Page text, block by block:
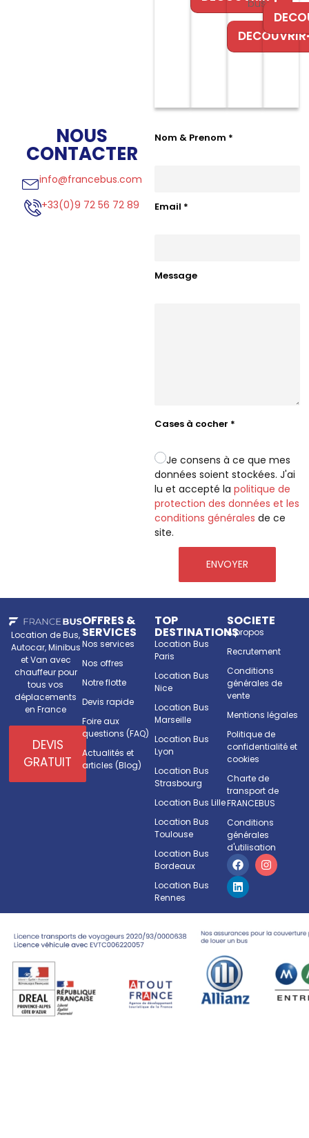
bus
DECOUVRIR
NOUS
CONTACTER
info@francebus.com
+33(0)9 72 56 72 89
Nom & Prenom *
Email *
Message
Cases à cocher *
Je consens à ce que mes
données soient stockées. J'ai
lu et accepté la politique de
protection des données et les
conditions générales de ce
site.
ENVOYER
Location de Bus,
Autocar, Minibus
et Van avec
chauffeur pour
tous vos
déplacements
en France
DEVIS
GRATUIT
OFFRES &
SERVICES
Nos services
Nos offres
Notre flotte
Devis rapide
Foire aux
questions (FAQ)
Actualités et
articles (Blog)
TOP
DESTINATIONS
Location Bus
Paris
Location Bus
Nice
Location Bus
Marseille
Location Bus
Lyon
Location Bus
Strasbourg
Location Bus Lille
Location Bus
Toulouse
Location Bus
Bordeaux
Location Bus
Rennes
SOCIETE
A propos
Recrutement
Conditions
générales de
vente
Mentions légales
Politique de
confidentialité et
cookies
Charte de
transport de
FRANCEBUS
Conditions
générales
d'utilisation